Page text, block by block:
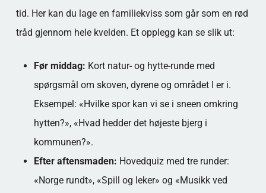
tid. Her kan du lage en familiekviss som går som en rød
tråd gjennom hele kvelden. Et opplegg kan se slik ut:
Før middag: Kort natur- og hytte-runde med
spørgsmål om skoven, dyrene og området I er i.
Eksempel: «Hvilke spor kan vi se i sneen omkring
hytten?», «Hvad hedder det højeste bjerg i
kommunen?».
Efter aftensmaden: Hovedquiz med tre runder:
«Norge rundt», «Spill og leker» og «Musikk ved